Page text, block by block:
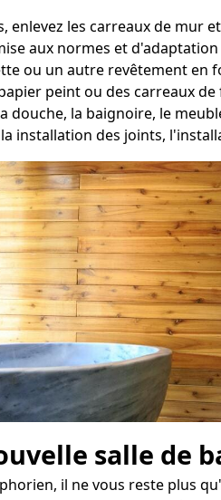
les carreaux de mur
aux normes et
ou un autre revêtement en
peint ou des carreaux
douche, la baignoire, le
installation des joints,
salle de
il ne vous reste plus